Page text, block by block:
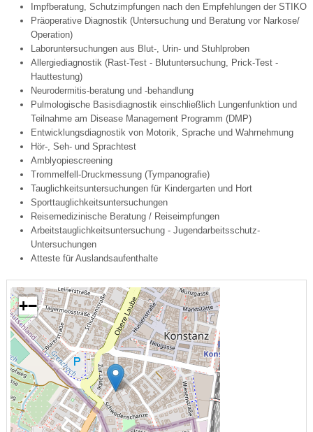
Impfberatung, Schutzimpfungen nach den Empfehlungen der STIKO
Präoperative Diagnostik (Untersuchung und Beratung vor Narkose/
Operation)
Laboruntersuchungen aus Blut-, Urin- und Stuhlproben
Allergiediagnostik (Rast-Test - Blutuntersuchung, Prick-Test -
Hauttestung)
Neurodermitis-beratung und -behandlung
Pulmologische Basisdiagnostik einschließlich Lungenfunktion und
Teilnahme am Disease Management Programm (DMP)
Entwicklungsdiagnostik von Motorik, Sprache und Wahrnehmung
Hör-, Seh- und Sprachtest
Amblyopiescreening
Trommelfell-Druckmessung (Tympanografie)
Tauglichkeitsuntersuchungen für Kindergarten und Hort
Sporttauglichkeitsuntersuchungen
Reisemedizinische Beratung / Reiseimpfungen
Arbeitstauglichkeitsuntersuchung - Jugendarbeitsschutz-
Untersuchungen
Atteste für Auslandsaufenthalte
+−